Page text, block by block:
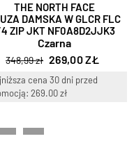
THE NORTH FACE
DAMSKA W GLCR FLC
ZIP JKT NF0A8D2JJK3
Czarna
348,99 zł 269,00 ZŁ
cena 30 dni przed
269.00 zł